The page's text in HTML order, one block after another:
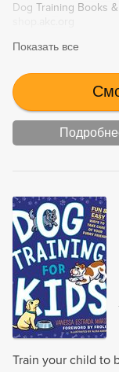
Dog Training Books
Показать все
Train your child to